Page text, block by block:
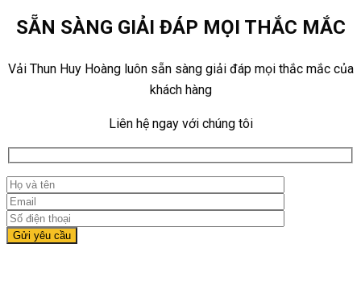
SẴN SÀNG GIẢI ĐÁP MỌI THẮC MẮC
Vải Thun Huy Hoàng luôn sẵn sàng giải đáp mọi thắc mắc của
khách hàng
Liên hệ ngay với chúng tôi